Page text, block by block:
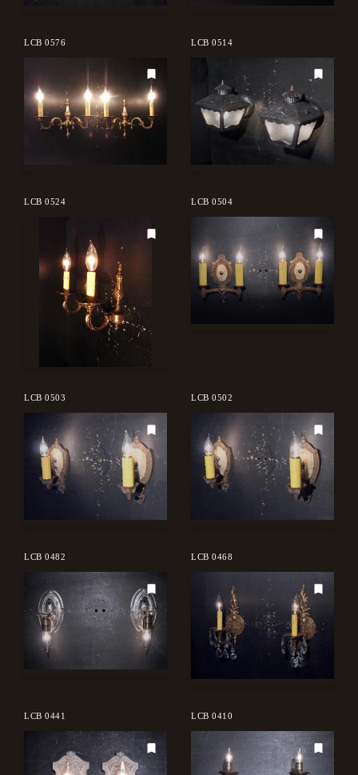
LCB 0576 LCB 0514
LCB 0524 LCB 0504
LCB 0503 LCB 0502
LCB 0482 LCB 0468
LCB 0441 LCB 0410